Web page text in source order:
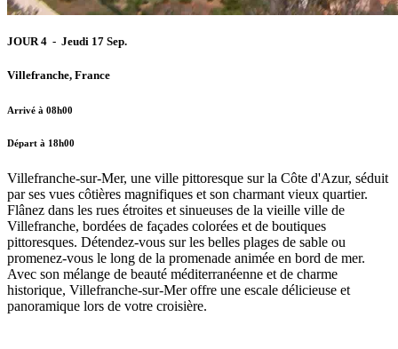
JOUR 4 - Jeudi 17 Sep.
Villefranche, France
Arrivé à 08h00
Départ à 18h00
Villefranche-sur-Mer, une ville pittoresque sur la Côte d'Azur, séduit
par ses vues côtières magnifiques et son charmant vieux quartier.
Flânez dans les rues étroites et sinueuses de la vieille ville de
Villefranche, bordées de façades colorées et de boutiques
pittoresques. Détendez-vous sur les belles plages de sable ou
promenez-vous le long de la promenade animée en bord de mer.
Avec son mélange de beauté méditerranéenne et de charme
historique, Villefranche-sur-Mer offre une escale délicieuse et
panoramique lors de votre croisière.